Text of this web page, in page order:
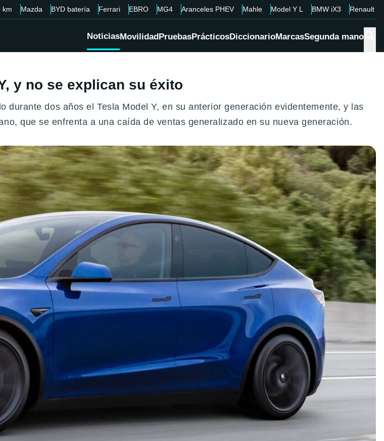
km Mazda BYD batería Ferrari EBRO MG4 Aranceles PHEV Mahle Model Y L BMW iX3 Renault
NoticiasMovilidadPruebasPrácticosDiccionarioMarcasSegunda mano
y no se explican su éxito
dos años el Tesla Model Y, en su anterior generación evidentemente, y las
que se enfrenta a una caída de ventas generalizado en su nueva generación.